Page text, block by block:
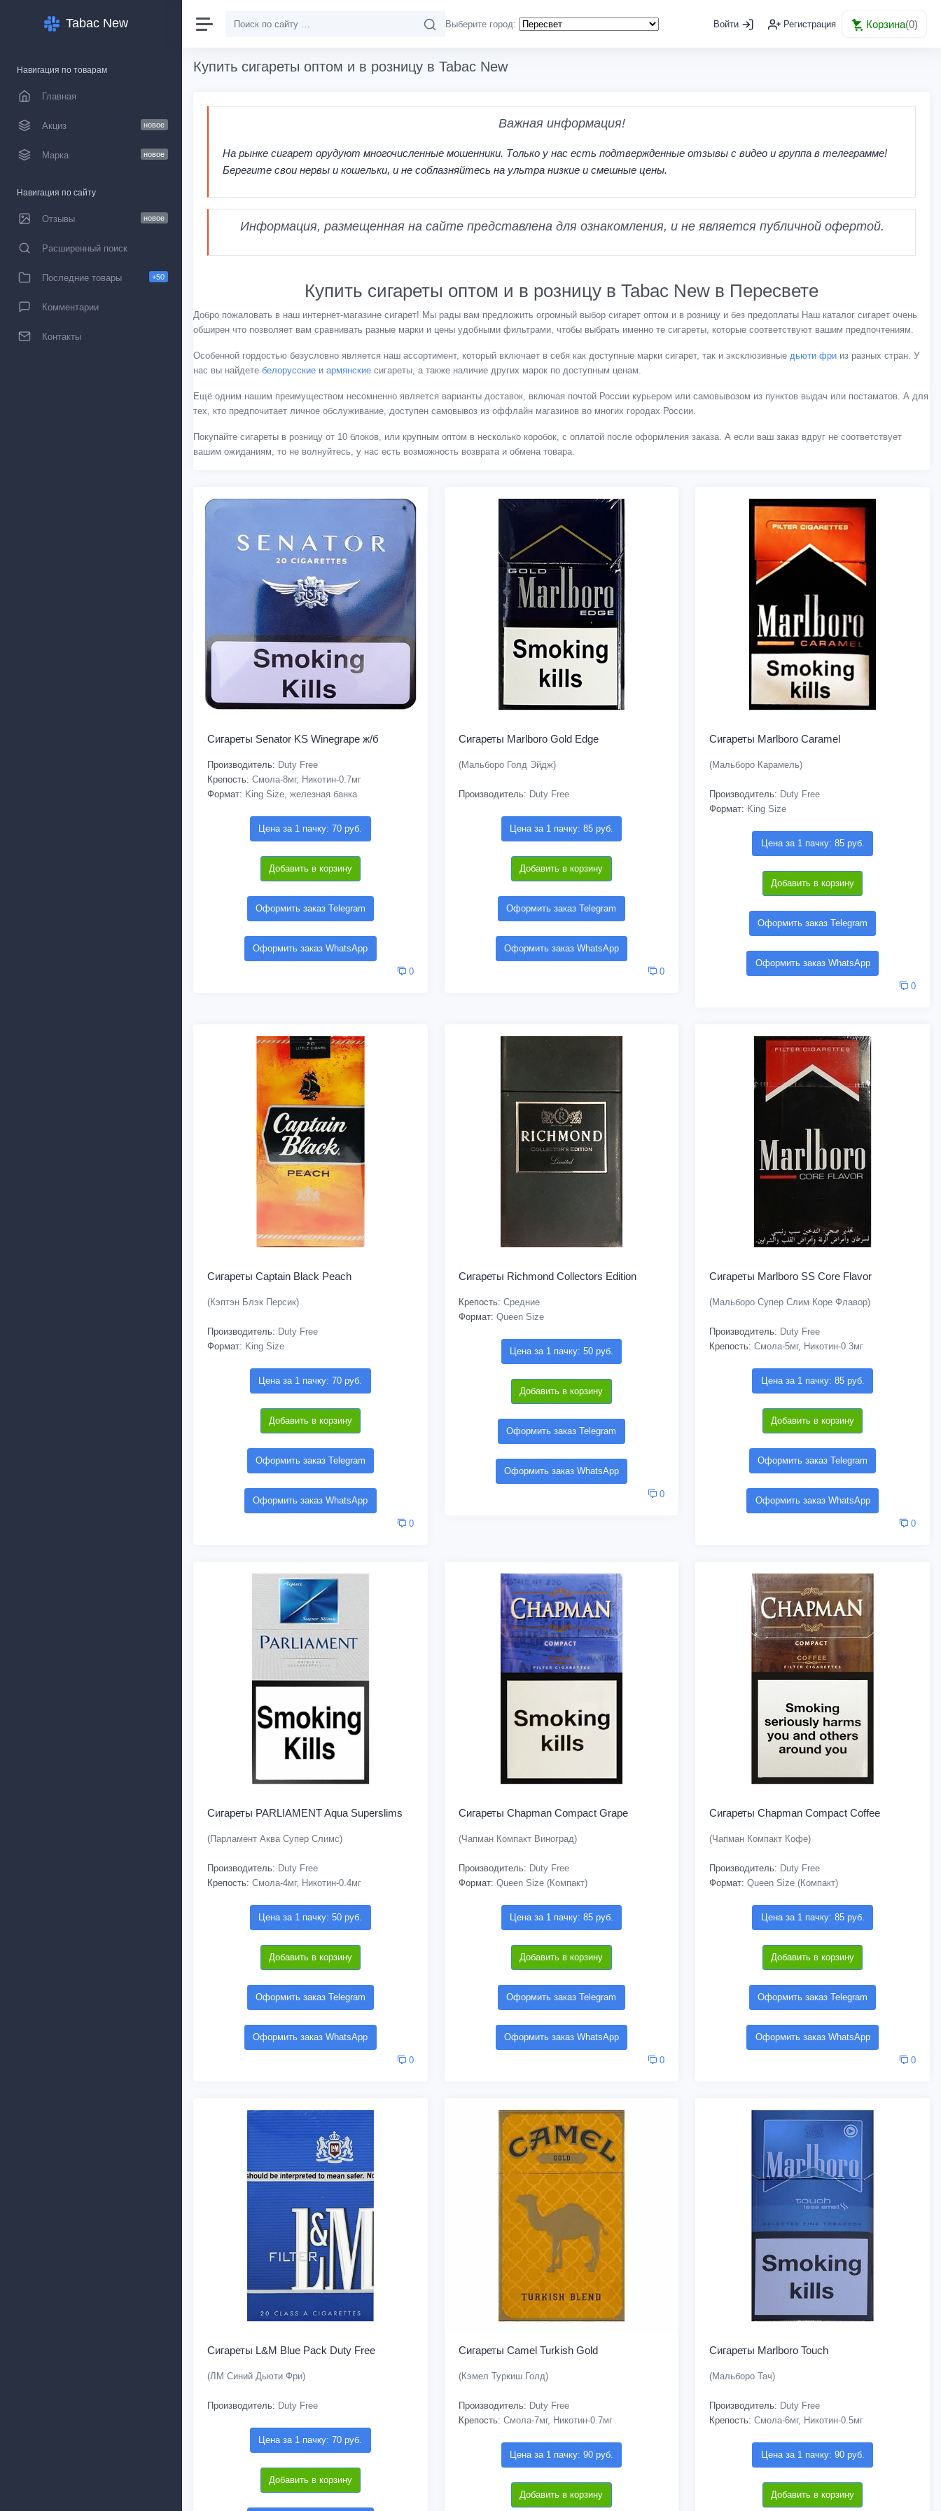
Tabac New
Навигация по товарам
Главная
Акциз новое
Марка новое
Навигация по сайту
Отзывы новое
Расширенный поиск
Последние товары +50
Комментарии
Контакты
Выберите город: Войти Регистрация Корзина(0)
Купить сигареты оптом и в розницу в Tabac New
Важная информация!
На рынке сигарет орудуют многочисленные мошенники. Только у нас есть подтвержденные отзывы с видео и группа в телеграмме!
Берегите свои нервы и кошельки, и не соблазняйтесь на ультра низкие и смешные цены.
Информация, размещенная на сайте представлена для ознакомления, и не является публичной офертой.
Купить сигареты оптом и в розницу в Tabac New в Пересвете
Добро пожаловать в наш интернет-магазине сигарет! Мы рады вам предложить огромный выбор сигарет оптом и в розницу и без предоплаты Наш каталог сигарет очень
обширен что позволяет вам сравнивать разные марки и цены удобными фильтрами, чтобы выбрать именно те сигареты, которые соответствуют вашим предпочтениям.
Особенной гордостью безусловно является наш ассортимент, который включает в себя как доступные марки сигарет, так и эксклюзивные дьюти фри из разных стран. У
нас вы найдете белорусские и армянские сигареты, а также наличие других марок по доступным ценам.
Ещё одним нашим преимуществом несомненно является варианты доставок, включая почтой России курьером или самовывозом из пунктов выдач или постаматов. А для
тех, кто предпочитает личное обслуживание, доступен самовывоз из оффлайн магазинов во многих городах России.
Покупайте сигареты в розницу от 10 блоков, или крупным оптом в несколько коробок, с оплатой после оформления заказа. А если ваш заказ вдруг не соответствует
вашим ожиданиям, то не волнуйтесь, у нас есть возможность возврата и обмена товара.
Сигареты Senator KS Winegrape ж/б
Производитель: Duty Free
Крепость: Смола-8мг, Никотин-0.7мг
Формат: King Size, железная банка
Цена за 1 пачку: 70 руб.
Добавить в корзину
Оформить заказ Telegram
Оформить заказ WhatsApp
0
Сигареты Marlboro Gold Edge
(Мальборо Голд Эйдж)
Производитель: Duty Free
Цена за 1 пачку: 85 руб.
Добавить в корзину
Оформить заказ Telegram
Оформить заказ WhatsApp
0
Сигареты Marlboro Caramel
(Мальборо Карамель)
Производитель: Duty Free
Формат: King Size
Цена за 1 пачку: 85 руб.
Добавить в корзину
Оформить заказ Telegram
Оформить заказ WhatsApp
0
Сигареты Captain Black Peach
(Кэптэн Блэк Персик)
Производитель: Duty Free
Формат: King Size
Цена за 1 пачку: 70 руб.
Добавить в корзину
Оформить заказ Telegram
Оформить заказ WhatsApp
0
Сигареты Richmond Collectors Edition
Крепость: Средние
Формат: Queen Size
Цена за 1 пачку: 50 руб.
Добавить в корзину
Оформить заказ Telegram
Оформить заказ WhatsApp
0
Сигареты Marlboro SS Core Flavor
(Мальборо Супер Слим Коре Флавор)
Производитель: Duty Free
Крепость: Смола-5мг, Никотин-0.3мг
Цена за 1 пачку: 85 руб.
Добавить в корзину
Оформить заказ Telegram
Оформить заказ WhatsApp
0
Сигареты PARLIAMENT Aqua Superslims
(Парламент Аква Супер Слимс)
Производитель: Duty Free
Крепость: Смола-4мг, Никотин-0.4мг
Цена за 1 пачку: 50 руб.
Добавить в корзину
Оформить заказ Telegram
Оформить заказ WhatsApp
0
Сигареты Chapman Compact Grape
(Чапман Компакт Виноград)
Производитель: Duty Free
Формат: Queen Size (Компакт)
Цена за 1 пачку: 85 руб.
Добавить в корзину
Оформить заказ Telegram
Оформить заказ WhatsApp
0
Сигареты Chapman Compact Coffee
(Чапман Компакт Кофе)
Производитель: Duty Free
Формат: Queen Size (Компакт)
Цена за 1 пачку: 85 руб.
Добавить в корзину
Оформить заказ Telegram
Оформить заказ WhatsApp
0
Сигареты L&M Blue Pack Duty Free
(ЛМ Синий Дьюти Фри)
Производитель: Duty Free
Цена за 1 пачку: 70 руб.
Добавить в корзину
Сигареты Camel Turkish Gold
(Кэмел Туркиш Голд)
Производитель: Duty Free
Крепость: Смола-7мг, Никотин-0.7мг
Цена за 1 пачку: 90 руб.
Добавить в корзину
Сигареты Marlboro Touch
(Мальборо Тач)
Производитель: Duty Free
Крепость: Смола-6мг, Никотин-0.5мг
Цена за 1 пачку: 90 руб.
Добавить в корзину